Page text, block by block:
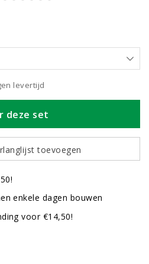
levertijd
deze set
toevoegen
enkele dagen bouwen
voor €14,50!